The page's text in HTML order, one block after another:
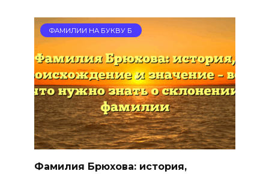
ФАМИЛИИ НА БУКВУ Б
Фамилия Брюхова: история,